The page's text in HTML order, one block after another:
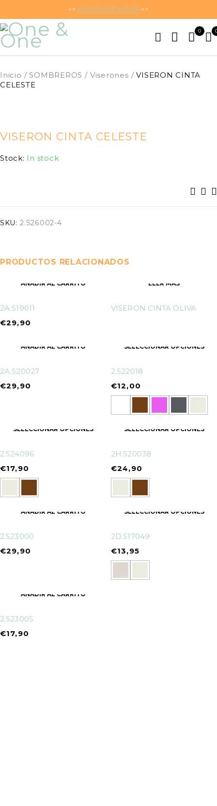
>>ACCESO POR MAYOR <<
0
Inicio / SOMBREROS / Viserones / VISERON CINTA
CELESTE
VISERON CINTA CELESTE
Stock: In stock
SKU: 2.S26002-4
PRODUCTOS RELACIONADOS
AÑADIR AL CARRITO
2A.S19011
€29,90
LEER MÁS
VISERON CINTA OLIVA
AÑADIR AL CARRITO
2A.S20027
€29,90
SELECCIONAR OPCIONES
2.S22018
€12,00
SELECCIONAR OPCIONES
2.S24096
€17,90
SELECCIONAR OPCIONES
2H.S20038
€24,90
AÑADIR AL CARRITO
2.S23000
€29,90
SELECCIONAR OPCIONES
2D.S17049
€13,95
AÑADIR AL CARRITO
2.S23005
€17,90